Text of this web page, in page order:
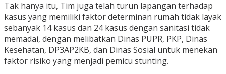
Tak hanya itu, Tim juga telah turun lapangan terhadap
kasus yang memiliki faktor determinan rumah tidak layak
sebanyak 14 kasus dan 24 kasus dengan sanitasi tidak
memadai, dengan melibatkan Dinas PUPR, PKP, Dinas
Kesehatan, DP3AP2KB, dan Dinas Sosial untuk menekan
faktor risiko yang menjadi pemicu stunting.